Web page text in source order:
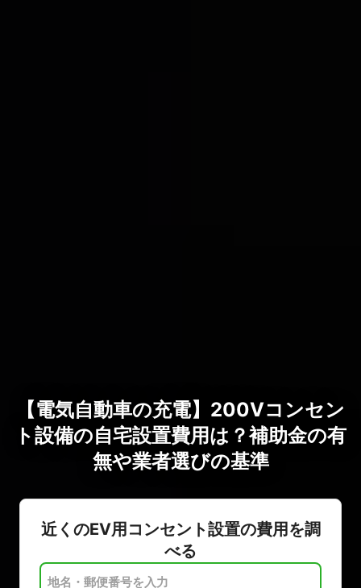
【電気自動車の充電】200Vコンセン
ト設備の自宅設置費用は？補助金の有
無や業者選びの基準
近くのEV用コンセント設置の費用を調
べる